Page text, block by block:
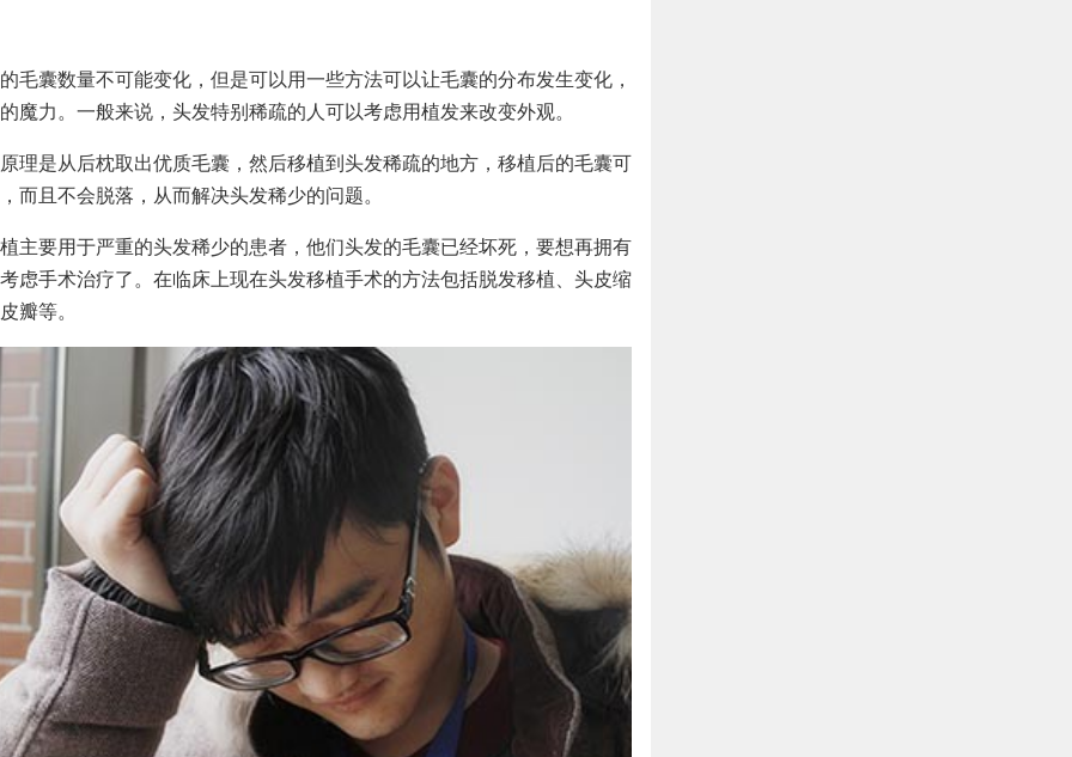
毛囊数量不可能变化，但是可以用一些方法可以让毛囊的分布发生变化，
魔力。一般来说，头发特别稀疏的人可以考虑用植发来改变外观。
理是从后枕取出优质毛囊，然后移植到头发稀疏的地方，移植后的毛囊可
而且不会脱落，从而解决头发稀少的问题。
主要用于严重的头发稀少的患者，他们头发的毛囊已经坏死，要想再拥有
虑手术治疗了。在临床上现在头发移植手术的方法包括脱发移植、头皮缩
瓣等。